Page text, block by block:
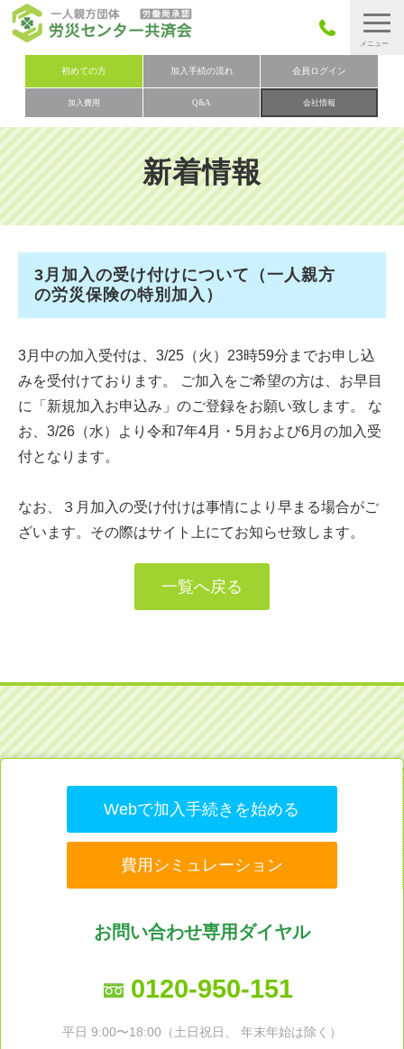
初めての方 加入手続の流れ 会員ログイン
加入費用 Q&A 会社情報
労災保険とは
労災保険の取りまとめ
労災保険加入手続きの流れ
加入費用
加入申込み
お問い合わせ
新着情報
3月加入の受け付けについて（一人親方
の労災保険の特別加入）
3月中の加入受付は、3/25（火）23時59分までお申し込
みを受付けております。 ご加入をご希望の方は、お早目
に「新規加入お申込み」のご登録をお願い致します。 な
お、3/26（水）より令和7年4月・5月および6月の加入受
付となります。
なお、３月加入の受け付けは事情により早まる場合がご
ざいます。その際はサイト上にてお知らせ致します。
一覧へ戻る
Webで加入手続きを始める
費用シミュレーション
お問い合わせ専用ダイヤル
0120-950-151
平日 9:00〜18:00（土日祝日、 年末年始は除く）